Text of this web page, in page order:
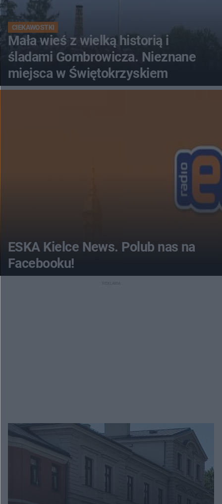
CIEKAWOSTKI
Mała wieś z wielką historią i
śladami Gombrowicza. Nieznane
miejsca w Świętokrzyskiem
ESKA Kielce News. Polub nas na
Facebooku!